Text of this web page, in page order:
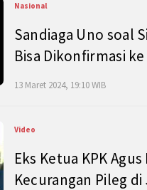
Nasional
Sandiaga Uno soal
Bisa Dikonfirmasi
13 Maret 2024, 19:10 WIB
Video
Eks Ketua KPK
Kecurangan Pileg